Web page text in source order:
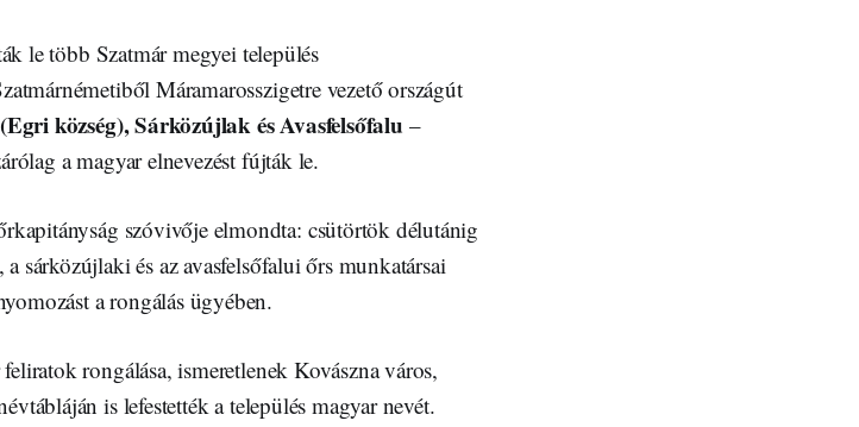
le több Szatmár megyei település
Máramarosszigetre vezető országút
község), Sárközújlak és Avasfelsőfalu –
a magyar elnevezést fújták le.
szóvivője elmondta: csütörtök délutánig
sárközújlaki és az avasfelsőfalui őrs munkatársai
a rongálás ügyében.
rongálása, ismeretlenek Kovászna város,
is lefestették a település magyar nevét.